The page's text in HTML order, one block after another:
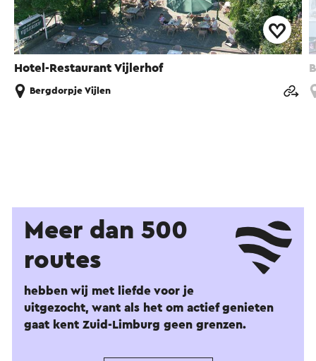
Hotel-Restaurant Vijlerhof
Bergdorpje Vijlen
Meer dan 500
routes
hebben wij met liefde voor je
uitgezocht, want als het om actief genieten
gaat kent Zuid-Limburg geen grenzen.